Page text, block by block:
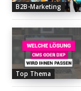
B2B-Marketing
Top Thema